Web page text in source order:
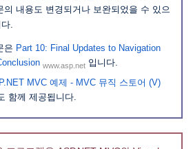
의 내용도 변경되거나 보완되었을 수 있으
.
은 Part 10: Final Updates to Navigation
www.asp.net 입니다.
MVC 예제 - MVC 뮤직 스토어 (V)
함께 제공됩니다.